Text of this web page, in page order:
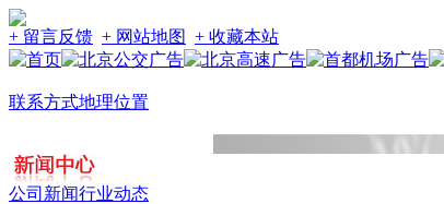
+ 留言反馈 + 网站地图 + 收藏本站
联系方式地理位置
公司新闻行业动态